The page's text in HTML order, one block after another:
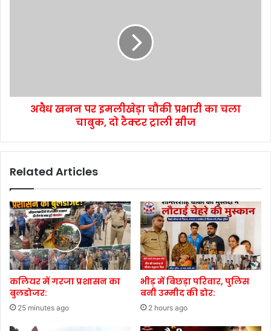
अवैध खनन पर इमलीखेड़ा चौकी प्रभारी का चला
चाबुक, दो टैक्टर ट्राली सीज
Related Articles
कलियर में गरजा प्रशासन का
बुलडोजर:
25 minutes ago
भीड़ में बिछड़ा परिवार, पुलिस
बनी उम्मीद की डोर:
2 hours ago